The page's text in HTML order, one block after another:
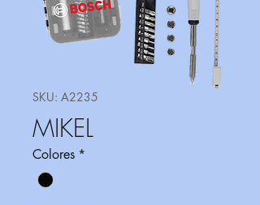
SKU: A2235
MIKEL
Colores *